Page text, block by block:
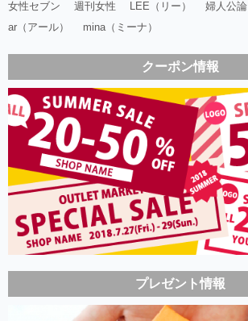
女性セブン
週刊女性 LEE（リー） 婦人公論
ar（アール）
mina（ミーナ）
クーポン情報
プレゼント情報